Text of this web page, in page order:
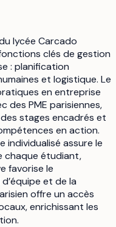
lycée Carcado
clés de gestion
: planification
et logistique. Le
en entreprise
des PME parisiennes,
stages encadrés et
en action.
individualisé assure le
chaque étudiant,
favorise le
et de la
offre un accès
enrichissant les